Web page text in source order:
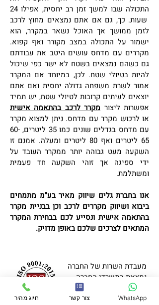
התכולה שבו למשך זמן רב יחסית, אפילו 24
שעות. כך, גם אם אתם נמצאים מחוץ לרכב
לזמן ממושך אך האוכל נשאר במקרר, הוא
ישמור על התכולה במצב מקורר ואף קפוא.
מקררים עם מדחס עושים היטב את עבודתם
גם כשהם נמצאים בשטח לא ישר כפי שיכול
להיות בטיולי שטח. לכן, במיוחד אם המקרר
אמור לשרת משפחה גדולה יחסית ואם אתם
יוצאים לעיתים קרובות לטיולי שטח, יש תמיד
אפשרות ליצור מקרר לרכב בהתאמה אישית
או לרכוש מקרר עם מדחס. ניתן למצוא מקרר
עם מדחס בגדלים שונים כמו 35 ליטרים, 60-
65 ליטרים ואף 80 ליטרים ומעלה. אמנם זו
השקעה מעט גבוהה יותר ממקרר העובד על
ידי ספיגה אך זוהי השקעה חד פעמית
ומשתלמת.
אנו בחברת גלים שיווק מאיר בע"מ מתמחים
ביבוא ושיווק מקררים לרכב וכן בבניית מקרר
בהתאמה אישית ונסייע לכם בבחירת המקרר
המתאים לצרכים שלכם באופן מדויק.
מעבדת השרות של החברה
נמצאת במשרדי החברה
ועברה הסמכה לקבלת
"ISO 9001".
חיוג מהיר צור קשר WhatsApp